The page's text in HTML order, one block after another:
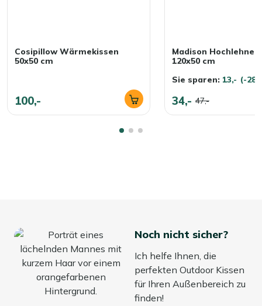
Cosipillow Wärmekissen
50x50 cm
100,-
Madison Hochlehner
120x50 cm
Sie sparen: 13,- (-
34,- 47,-
Noch nicht sicher?
Ich helfe Ihnen, die
perfekten Outdoor Kissen
für Ihren Außenbereich zu
finden!